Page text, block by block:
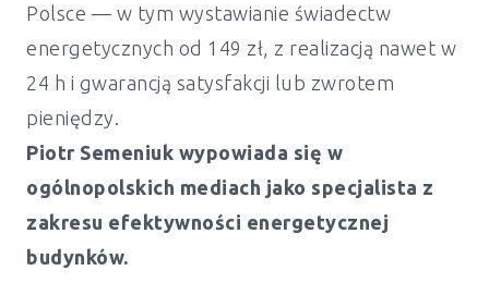
Polsce — w tym wystawianie świadectw
energetycznych od 149 zł, z realizacją nawet w
24 h i gwarancją satysfakcji lub zwrotem
pieniędzy.
Piotr Semeniuk wypowiada się w
ogólnopolskich mediach jako specjalista z
zakresu efektywności energetycznej
budynków.
Świadectwo energetyczne mieszkanie i